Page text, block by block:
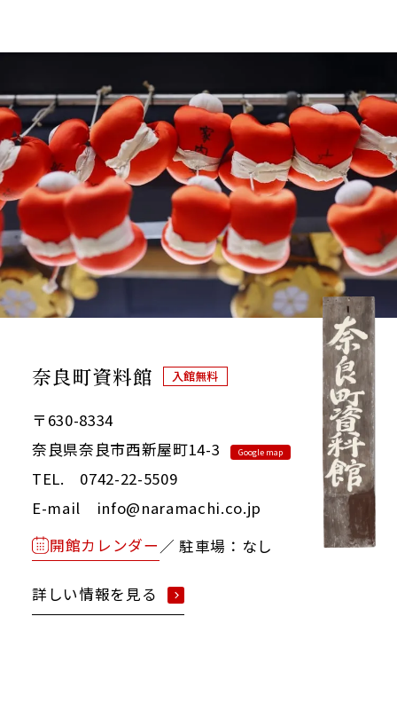
奈良町資料館 入館無料
〒630-8334
奈良県奈良市西新屋町14-3
Google map
TEL. 0742-22-5509
E-mail info@naramachi.co.jp
開館カレンダー／ 駐車場：なし
詳しい情報を見る